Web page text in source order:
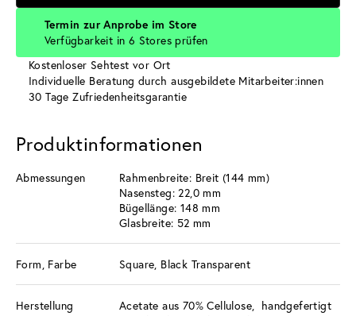
Termin zur Anprobe im Store
Verfügbarkeit in 6 Stores prüfen
Kostenloser Sehtest vor Ort
Individuelle Beratung durch ausgebildete Mitarbeiter:innen
30 Tage Zufriedenheitsgarantie
Produktinformationen
Abmessungen
Rahmenbreite: Breit (144 mm)
Nasensteg: 22,0 mm
Bügellänge: 148 mm
Glasbreite: 52 mm
Form, Farbe Square, Black Transparent
Herstellung
Acetate aus 70% Cellulose, handgefertigt